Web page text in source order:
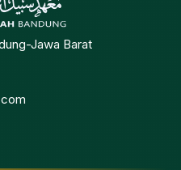
Jawa Barat